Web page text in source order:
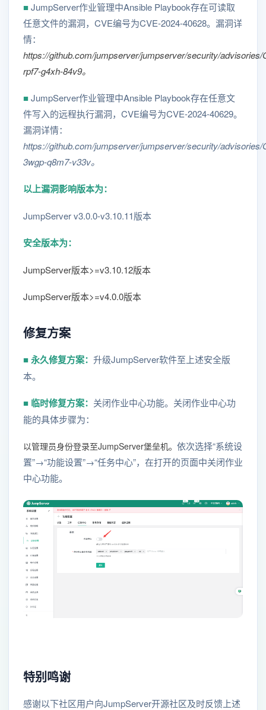
■JumpServer作业管理中Ansible Playbook存在可读取
任意文件的漏洞，CVE编号为CVE-2024-40628。漏洞详
情：
https://github.com/jumpserver/jumpserver/security/advisories/
rpf7-g4xh-84v9。
■JumpServer作业管理中Ansible Playbook存在任意文
件写入的远程执行漏洞，CVE编号为CVE-2024-40629。
漏洞详情：
https://github.com/jumpserver/jumpserver/security/advisories/
3wgp-q8m7-v33v。
以上漏洞影响版本为：
JumpServer v3.0.0-v3.10.11版本
安全版本为：
JumpServer版本>=v3.10.12版本
JumpServer版本>=v4.0.0版本
修复方案
■ 永久修复方案： 升级JumpServer软件至上述安全版
本。
■ 临时修复方案： 关闭作业中心功能。关闭作业中心功
能的具体步骤为：
以管理员身份登录至JumpServer堡垒机。 依次选择“系统设
置”→“功能设置”→“任务中心”，在打开的页面中关闭作业
中心功能。
特别鸣谢
感谢以下社区用户向JumpServer开源社区及时反馈上述